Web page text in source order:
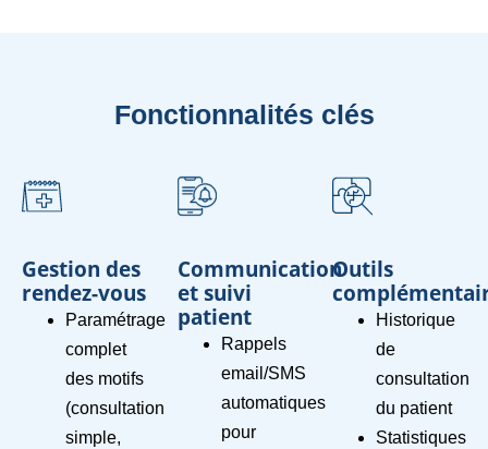
Fonctionnalités clés
Gestion des
rendez-vous
Paramétrage
complet
des motifs
(consultation
simple,
Communication
et suivi
patient
Rappels
email/SMS
automatiques
pour
Outils
Historique
de
consultation
du patient
Statistiques